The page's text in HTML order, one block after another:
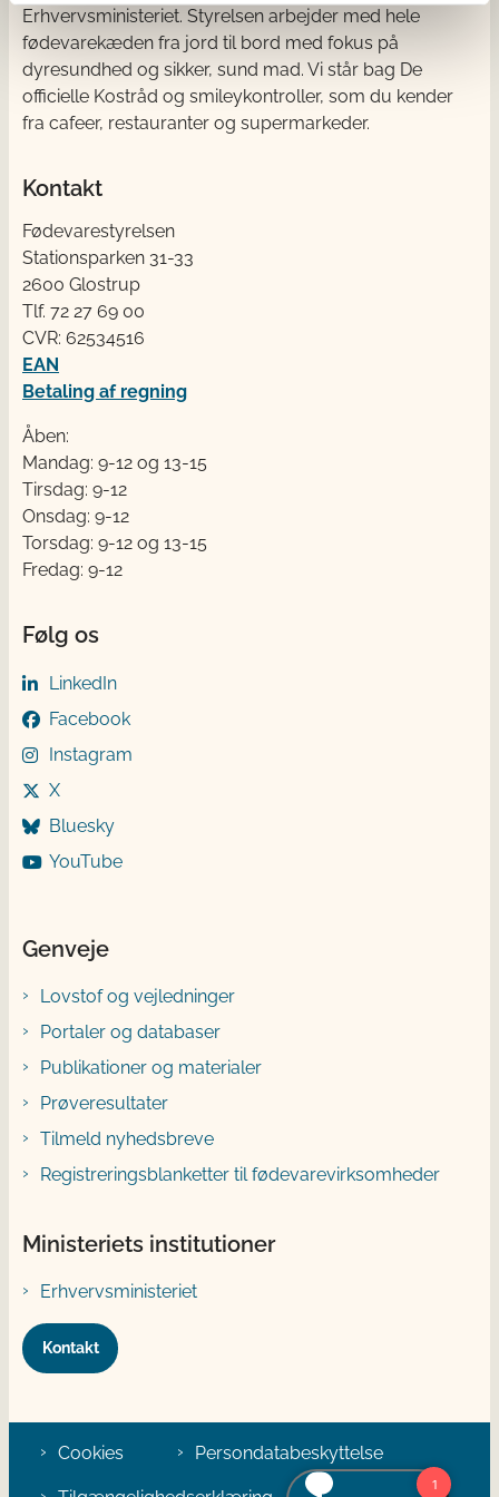
Erhvervsministeriet. Styrelsen arbejder med hele
fødevarekæden fra jord til bord med fokus på
dyresundhed og sikker, sund mad. Vi står bag De
officielle Kostråd og smileykontroller, som du kender
fra cafeer, restauranter og supermarkeder.
Kontakt
Fødevarestyrelsen
Stationsparken 31-33
2600 Glostrup
Tlf. 72 2​​​7 69 00
CVR: 62534516
EAN
Betaling af regning
Åben:
Mandag: 9-12 og 13-15
Tirsdag: 9-12
Onsdag: 9-12
Torsdag: 9-12 og 13-15
Fredag: 9-12
Følg os
LinkedIn
Facebook
Instagram
X
Bluesky
YouTube
Genveje
Lovstof og vejledninger
Portaler og databaser
Publikationer og materialer
Prøveresultater
Tilmeld nyhedsbreve
Registreringsblanketter til fødevarevirksomheder
Ministeriets institutioner
Erhvervsministeriet
Kontakt
Cookies Persondatabeskyttelse